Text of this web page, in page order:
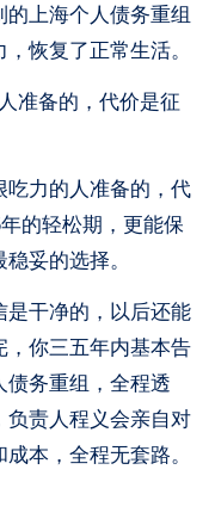
上海个人债务重组
恢复了正常生活。
准备的，代价是征
吃力的人准备的，代
的轻松期，更能保
妥的选择。
是干净的，以后还能
，你三五年内基本告
债务重组，全程透
负责人程义会亲自对
本，全程无套路。